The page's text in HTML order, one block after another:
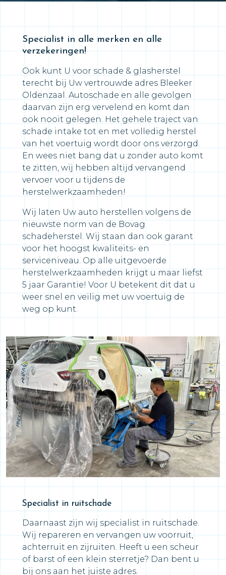
Specialist in alle merken en alle
verzekeringen!
Ook kunt U voor schade & glasherstel
terecht bij Uw vertrouwde adres Bleeker
Oldenzaal. Autoschade en alle gevolgen
daarvan zijn erg vervelend en komt dan
ook nooit gelegen. Het gehele traject van
schade intake tot en met volledig herstel
van het voertuig wordt door ons verzorgd.
En wees niet bang dat u zonder auto komt
te zitten, wij hebben altijd vervangend
vervoer voor u tijdens de
herstelwerkzaamheden!
Wij laten Uw auto herstellen volgens de
nieuwste norm van de Bovag
schadeherstel. Wij staan dan ook garant
voor het hoogst kwaliteits- en
serviceniveau. Op alle uitgevoerde
herstelwerkzaamheden krijgt u maar liefst
5 jaar Garantie! Voor U betekent dit dat u
weer snel en veilig met uw voertuig de
weg op kunt.
Specialist in ruitschade
Daarnaast zijn wij specialist in ruitschade.
Wij repareren en vervangen uw voorruit,
achterruit en zijruiten. Heeft u een scheur
of barst of een klein sterretje? Dan bent u
bij ons aan het juiste adres.